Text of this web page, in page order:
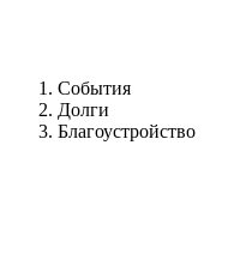
События
Долги
Благоустройство